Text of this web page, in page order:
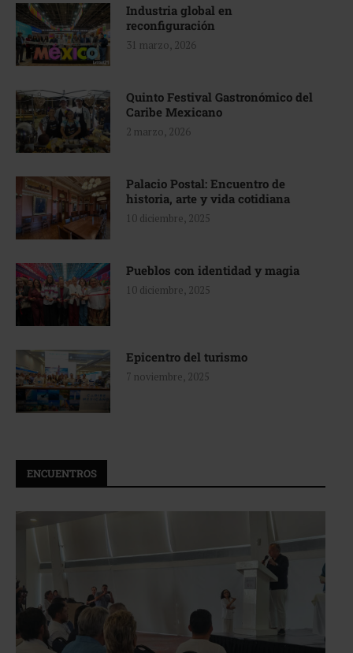
Industria global en
reconfiguración
31 marzo, 2026
Quinto Festival Gastronómico del
Caribe Mexicano
2 marzo, 2026
Palacio Postal: Encuentro de
historia, arte y vida cotidiana
10 diciembre, 2025
Pueblos con identidad y magia
10 diciembre, 2025
Epicentro del turismo
7 noviembre, 2025
ENCUENTROS